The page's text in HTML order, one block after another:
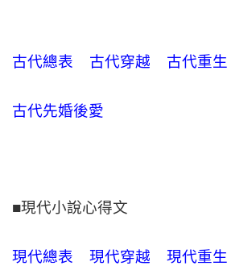
古代總表 古代穿越 古代重生
古代先婚後愛
■現代小說心得文
現代總表 現代穿越 現代重生